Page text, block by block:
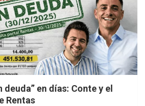
deuda” en días: Conte y el
Rentas